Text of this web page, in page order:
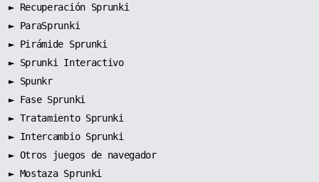
► Recuperación Sprunki
► ParaSprunki
► Pirámide Sprunki
► Sprunki Interactivo
► Spunkr
► Fase Sprunki
► Tratamiento Sprunki
► Intercambio Sprunki
► Otros juegos de navegador
► Mostaza Sprunki